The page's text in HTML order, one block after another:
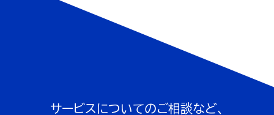
サービスについてのご相談など、